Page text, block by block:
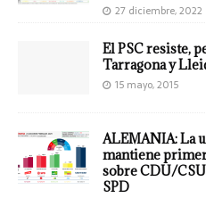
27 diciembre, 2022
El PSC resiste,
Tarragona y
15 mayo, 2015
ALEMANIA: La
mantiene
sobre CDU/
SPD